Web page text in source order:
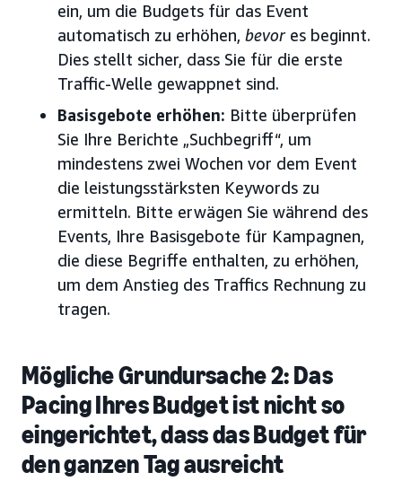
ein, um die Budgets für das Event
automatisch zu erhöhen, bevores beginnt.
Dies stellt sicher, dass Sie für die erste
Traffic-Welle gewappnet sind.
Basisgebote erhöhen: Bitte überprüfen
Sie Ihre Berichte „Suchbegriff“, um
mindestens zwei Wochen vor dem Event
die leistungsstärksten Keywords zu
ermitteln. Bitte erwägen Sie während des
Events, Ihre Basisgebote für Kampagnen,
die diese Begriffe enthalten, zu erhöhen,
um dem Anstieg des Traffics Rechnung zu
tragen.
Mögliche Grundursache 2: Das
Pacing Ihres Budget ist nicht so
eingerichtet, dass das Budget für
den ganzen Tag ausreicht